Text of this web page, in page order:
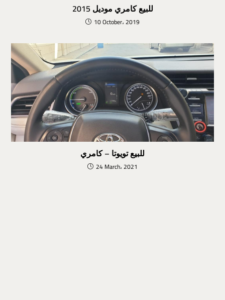
للبيع كامري موديل 2015
10 October، 2019
للبيع تويوتا – كامري
24 March، 2021